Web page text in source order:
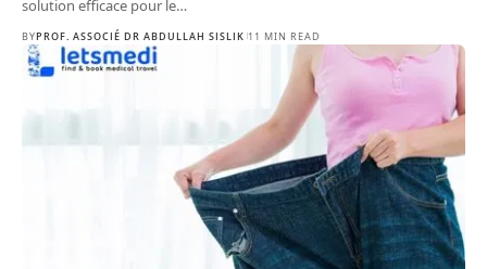
solution efficace pour le…
BYPROF. ASSOCIÉ DR ABDULLAH SISLIK 11 MIN READ